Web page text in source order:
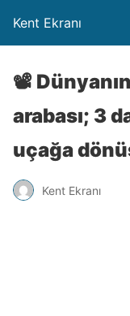
Kent Ekranı
📽️
arabası; 3
uçağa
Kent Ekranı